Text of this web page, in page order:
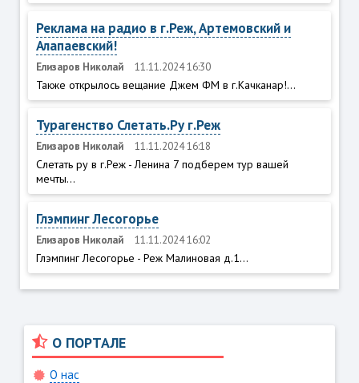
Реклама на радио в г.Реж, Артемовский и
Алапаевский!
Елизаров Николай 11.11.2024 16:30
Также открылось вещание Джем ФМ в г.Качканар!...
Турагенство Слетать.Ру г.Реж
Елизаров Николай 11.11.2024 16:18
Слетать ру в г.Реж - Ленина 7 подберем тур вашей
мечты...
Глэмпинг Лесогорье
Елизаров Николай 11.11.2024 16:02
Глэмпинг Лесогорье - Реж Малиновая д.1...
О ПОРТАЛЕ
О нас